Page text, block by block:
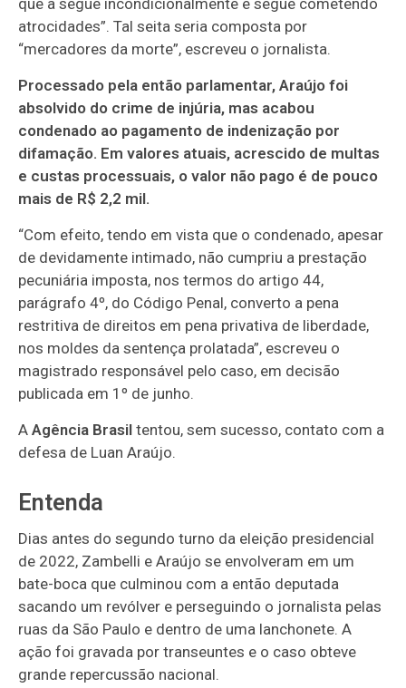
que a segue incondicionalmente e segue cometendo
atrocidades”. Tal seita seria composta por
“mercadores da morte”, escreveu o jornalista.
Processado pela então parlamentar, Araújo foi
absolvido do crime de injúria, mas acabou
condenado ao pagamento de indenização por
difamação. Em valores atuais, acrescido de multas
e custas processuais, o valor não pago é de pouco
mais de R$ 2,2 mil.
“Com efeito, tendo em vista que o condenado, apesar
de devidamente intimado, não cumpriu a prestação
pecuniária imposta, nos termos do artigo 44,
parágrafo 4º, do Código Penal, converto a pena
restritiva de direitos em pena privativa de liberdade,
nos moldes da sentença prolatada”, escreveu o
magistrado responsável pelo caso, em decisão
publicada em 1º de junho.
AAgência Brasil tentou, sem sucesso, contato com a
defesa de Luan Araújo.
Entenda
Dias antes do segundo turno da eleição presidencial
de 2022, Zambelli e Araújo se envolveram em um
bate-boca que culminou com a então deputada
sacando um revólver e perseguindo o jornalista pelas
ruas da São Paulo e dentro de uma lanchonete. A
ação foi gravada por transeuntes e o caso obteve
grande repercussão nacional.